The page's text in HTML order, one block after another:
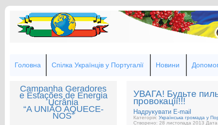
Головна Спілка Українців у Португалії Новини
Campanha Geradores
e Estações de Energia
Ucrânia
“A UNIÃO AQUECE-
NOS”
УВАГА! Будьте
провокації!!!
Надрукувати E-mail
Категорія:Українська громада у
Створено: 28 листопада 2013 Дата